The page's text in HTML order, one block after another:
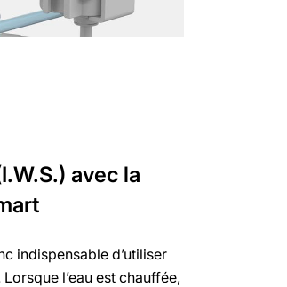
avec la
indispensable d’utiliser
l’eau est chauffée,